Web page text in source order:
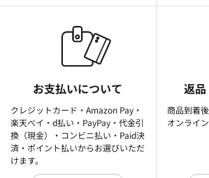
お支払いについて
クレジットカード・Amazon Pay・
楽天ぺイ・d払い・PayPay・代金引
換（現金）・コンビニ払い・Paid決
済・ポイント払いからお選びいただ
けます。
返
商品到着
オンライ